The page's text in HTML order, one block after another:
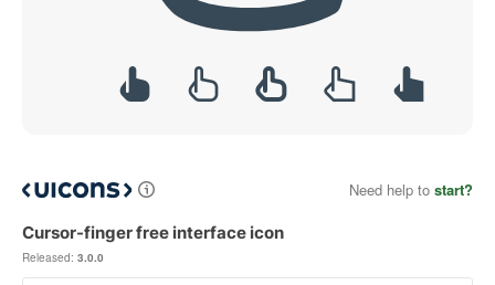
Need help to start?
Cursor-finger free interface icon
Released: 3.0.0